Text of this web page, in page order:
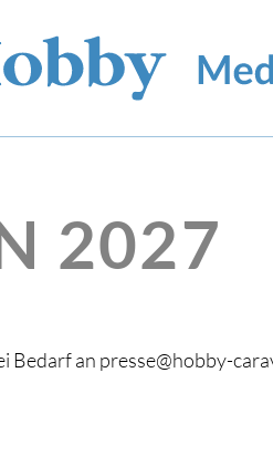
2027
Bedarf an presse@hobby-